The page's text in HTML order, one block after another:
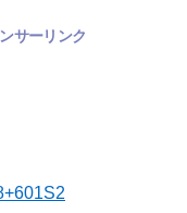
サーリンク